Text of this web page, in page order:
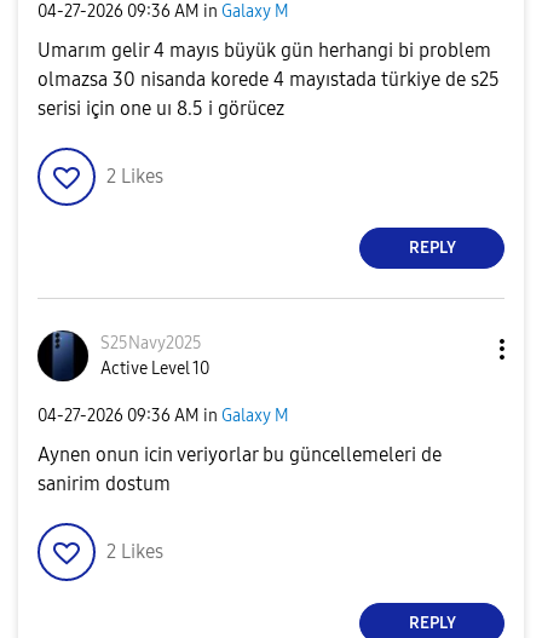
‎04-27-2026 09:36 AM in Galaxy M
Umarım gelir 4 mayıs büyük gün herhangi bi problem
olmazsa 30 nisanda korede 4 mayıstada türkiye de s25
serisi için one uı 8.5 i görücez
2 Likes
REPLY
S25Navy2025
Active Level 10
‎04-27-2026 09:36 AM in Galaxy M
Aynen onun icin veriyorlar bu güncellemeleri de
sanirim dostum
2 Likes
REPLY